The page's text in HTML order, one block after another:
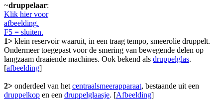
~druppelaar:
Klik hier voor
afbeelding.
F5 = sluiten.
1> klein reservoir waaruit, in een traag tempo, smeerolie druppelt.
Ondermeer toegepast voor de smering van bewegende delen op
langzaam draaiende machines. Ook bekend als druppelglas.
[afbeelding]
2> onderdeel van het centraalsmeerapparaat, bestaande uit een
druppelkop en een druppelglaasje. [Afbeelding]